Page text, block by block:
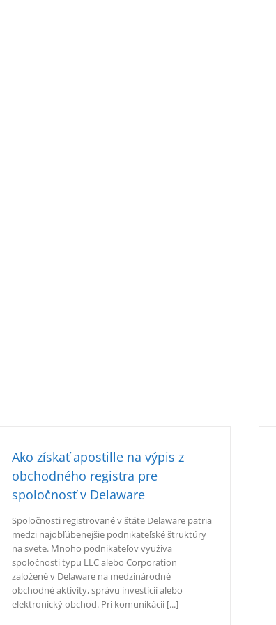
Ako získať apostille na výpis z
obchodného registra pre
spoločnosť v Delaware
Spoločnosti registrované v štáte Delaware patria
medzi najobľúbenejšie podnikateľské štruktúry
na svete. Mnoho podnikateľov využíva
spoločnosti typu LLC alebo Corporation
založené v Delaware na medzinárodné
obchodné aktivity, správu investícií alebo
elektronický obchod. Pri komunikácii [...]